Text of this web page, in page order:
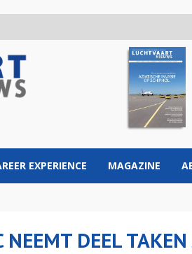
EXPERIENCE MAGAZINE
NEEMT DEEL